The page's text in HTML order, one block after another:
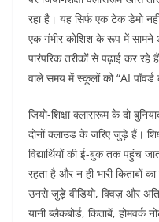
o
o
k
p
p
रहा है। यह सिर्फ एक टेक डेमो
एक गंभीर कोशिश के रूप में सामने
पारंपरिक तरीकों से पढ़ाई कर रहे
वाले समय में स्कूलों को “AI
जियो-शिक्षा क्लासरूम के दो
दोनों क्लाउड के जरिए जुड़े हैं।
विद्यार्थियों की ई-बुक तक पहुंच
रहता है और न ही भारी किताबों
उनसे जुड़े वीडियो, क्विज़ और
यानी ब्लैकबोर्ड, किताबें,